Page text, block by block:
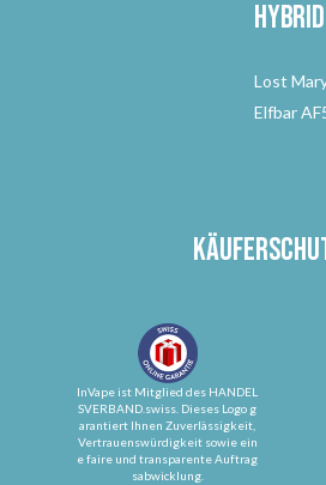
Lost
Elfbar
InVape ist Mitglied des HANDEL
SVERBAND.swiss. Dieses Logo g
arantiert Ihnen Zuverlässigkeit,
Vertrauenswürdigkeit sowie ein
e faire und transparente Auftrag
sabwicklung.